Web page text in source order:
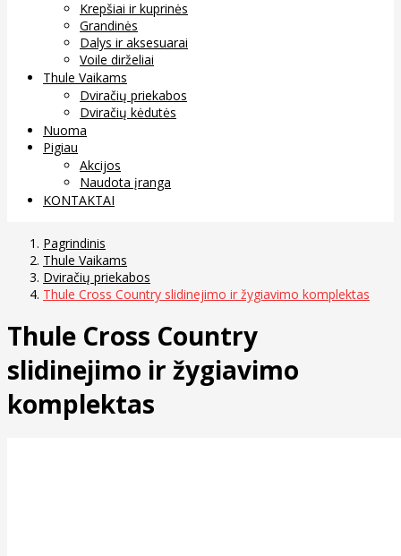
Krepšiai ir kuprinės
Grandinės
Dalys ir aksesuarai
Voile dirželiai
Thule Vaikams
Dviračių priekabos
Dviračių kėdutės
Nuoma
Pigiau
Akcijos
Naudota įranga
KONTAKTAI
Pagrindinis
Thule Vaikams
Dviračių priekabos
Thule Cross Country slidinejimo ir žygiavimo komplektas
Thule Cross Country
slidinejimo ir žygiavimo
komplektas